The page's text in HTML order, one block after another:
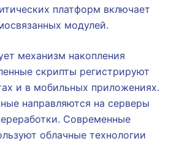
платформ включает
модулей.
механизм накопления
скрипты регистрируют
и в мобильных приложениях.
направляются на серверы
Современные
облачные технологии